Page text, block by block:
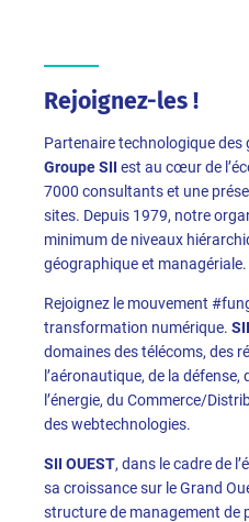
Rejoignez-les !
Partenaire technologique des
Groupe SII est au cœur de
7000 consultants et une
sites. Depuis 1979, notre
minimum de niveaux
géographique et managériale.
Rejoignez le mouvement
transformation numérique.
domaines des télécoms, des
l’aéronautique, de la
l’énergie, du Commerce/
des webtechnologies.
SII OUEST, dans le cadre de
sa croissance sur le Grand
structure de management de